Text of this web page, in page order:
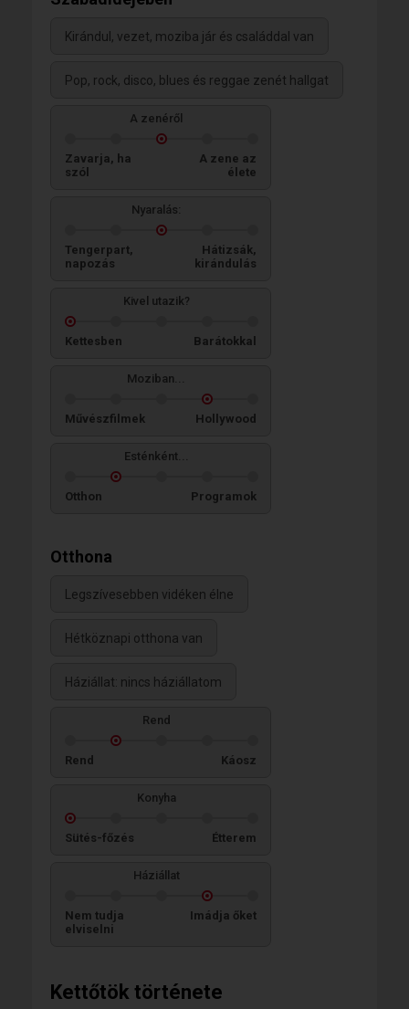
Kettőtök története
Kirándul, vezet, moziba jár és családdal van
Pop, rock, disco, blues és reggae zenét hallgat
A zenéről
Zavarja, ha
szól
A zene az
élete
Nyaralás:
Tengerpart,
napozás
Hátizsák,
kirándulás
Kivel utazik?
Kettesben Barátokkal
Moziban...
Művészfilmek Hollywood
Esténként...
Otthon Programok
Otthona
Legszívesebben vidéken élne
Hétköznapi otthona van
Háziállat: nincs háziállatom
Rend
Rend Káosz
Konyha
Sütés-főzés Étterem
Háziállat
Nem tudja
elviselni
Imádja őket